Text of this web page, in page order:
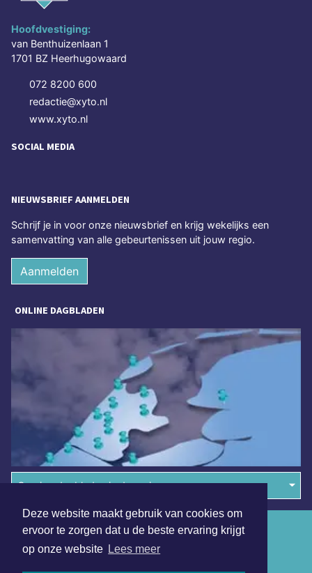
Deze website maakt gebruik van cookies om
ervoor te zorgen dat u de beste ervaring krijgt
op onze website Lees meer
Hoofdvestiging:
van Benthuizenlaan 1
1701 BZ Heerhugowaard
072 8200 600
redactie@xyto.nl
www.xyto.nl
SOCIAL MEDIA
NIEUWSBRIEF AANMELDEN
Schrijf je in voor onze nieuwsbrief en krijg wekelijks een
samenvatting van alle gebeurtenissen uit jouw regio.
Aanmelden
ONLINE DAGBLADEN
Overige dagbladen in de regio
Algemene voorwaarden
Disclaimer